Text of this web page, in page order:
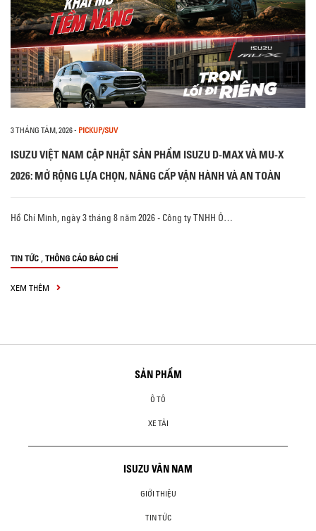
3 THÁNG TÁM, 2026- PICKUP/SUV
ISUZU VIỆT NAM CẬP NHẬT SẢN PHẨM ISUZU D-MAX VÀ MU-X
2026: MỞ RỘNG LỰA CHỌN, NÂNG CẤP VẬN HÀNH VÀ AN TOÀN
Hồ Chí Minh, ngày 3 tháng 8 năm 2026 - Công ty TNHH Ô…
TIN TỨC , THÔNG CÁO BÁO CHÍ
XEM THÊM
SẢN PHẨM
Ô TÔ
XE TẢI
ISUZU VÂN NAM
GIỚI THIỆU
TIN TỨC